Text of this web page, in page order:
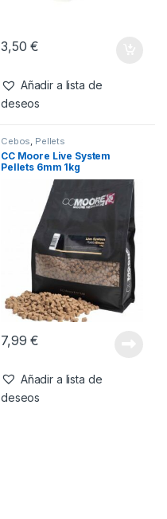
3,50€
Añadir a lista de
deseos
Cebos Pellets
CC Moore Live System
Pellets 6mm 1kg
7,99€
Añadir a lista de
deseos